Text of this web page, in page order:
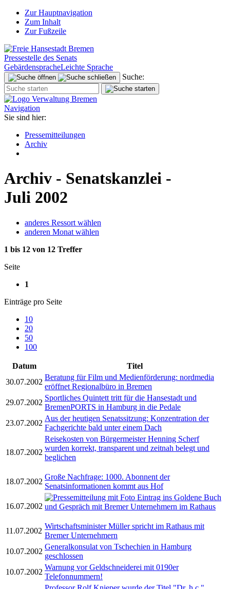
Zur Hauptnavigation
Zum Inhalt
Zur Fußzeile
Pressestelle des Senats
GebärdenspracheLeichte Sprache
Suche:
Navigation
Sie sind hier:
Pressemitteilungen
Archiv
Archiv - Senatskanzlei -
Juli 2002
anderes Ressort wählen
anderen Monat wählen
1 bis 12 von 12 Treffer
Seite
1
Einträge pro Seite
10
20
50
100
Datum
Titel
30.07.2002
Beratung für Film und Medienförderung: nordmedia
eröffnet Regionalbüro in Bremen
29.07.2002
Sportliches Quintett tritt für die Hansestadt und
BremenPORTS in Hamburg in die Pedale
23.07.2002
Aus der heutigen Senatssitzung: Konzentration der
Fachgerichte bald unter einem Dach
18.07.2002
Reisekosten von Bürgermeister Henning Scherf
wurden korrekt, transparent und zeitnah belegt und
beglichen
18.07.2002
Große Nachfrage: 1000. Abonnent der
Senatsinformationen kommt aus Hof
16.07.2002
Eintrag ins Goldene Buch
und Gespräch mit Bremer Unternehmern im Rathaus
11.07.2002
Wirtschaftsminister Müller spricht im Rathaus mit
Bremer Unternehmern
10.07.2002
Generalkonsulat von Tschechien in Hamburg
geschlossen
10.07.2002
Warnung vor Geldschneiderei mit 0190er
Telefonnummern!